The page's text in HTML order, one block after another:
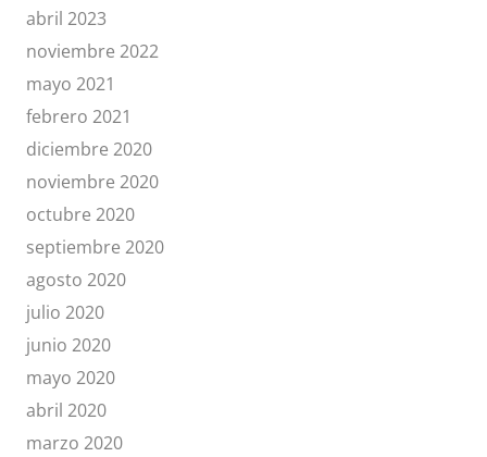
abril 2023
noviembre 2022
mayo 2021
febrero 2021
diciembre 2020
noviembre 2020
octubre 2020
septiembre 2020
agosto 2020
julio 2020
junio 2020
mayo 2020
abril 2020
marzo 2020